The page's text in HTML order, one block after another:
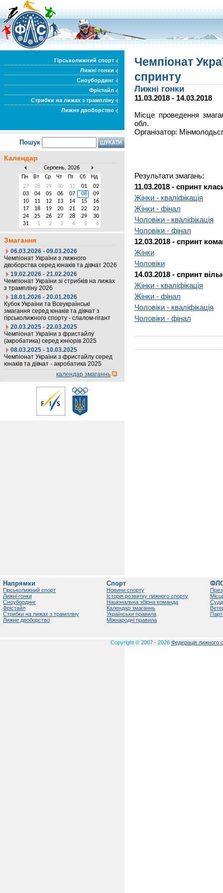
Гірськолижний спорт
Лижні гонки
Сноубординг
Фрістайл
Стрибки на лижах з трампліну
Лижне двоборство
Пошук
Календар
Серпень, 2026
Пн
Вт Ср Чт Пт Сб
Нд
27
28 29 30 31 01
02
03
04 05 06 07 08
09
10
11 12 13 14 15
16
17
18 19 20 21 22
23
24
25 26 27 28 29
30
31
1 2 3 4 5 6
Змагання
06.03.2026 - 09.03.2026
Чемпіонат України з лижного
двоборства серед юнаків та дівчат 2026
19.02.2026 - 21.02.2026
Чемпіонат України зі стрибків на лижах
з трампліну 2026
18.01.2026 - 20.01.2026
Кубок України та Всеукраїнські
змагання серед юнаків та дівчат з
гірськолижного спорту - слалом-гігант
20.03.2025 - 22.03.2025
Чемпіонат України з фристайлу
(акробатика) серед юніорів 2025
08.03.2025 - 10.03.2025
Чемпіонат України з фристайлу серед
юнаків та дівчат - акробатика 2025
календар змаганнь
Чемпіонат
спринту
Лижні гонки
11.03.2018 - 14.03.2018
Місце проведення
обл.
Організатор:
Результати змагань:
11.03.2018 - спринт
Жінки - кваліфікація
Жінки - фінал
Чоловіки - кваліфікація
Чоловіки - фінал
12.03.2018 - спринт
Жінки
Чоловіки
14.03.2018 - спринт
Жінки - кваліфікація
Жінки - фінал
Чоловіки - кваліфікація
Чоловіки - фінал
Напрямки
Гірськолижний спорт
Лижні гонки
Сноубординг
Фрістайл
Стрибки на лижах з трампліну
Лижне двоборство
Спорт
Новини спорту
Історія розвитку лижного спорту
Національна збірна команда
Календар змаганнь
Українськи правила
Міжнародні правила
Copyright © 2007 - 2026 Федерація лижного